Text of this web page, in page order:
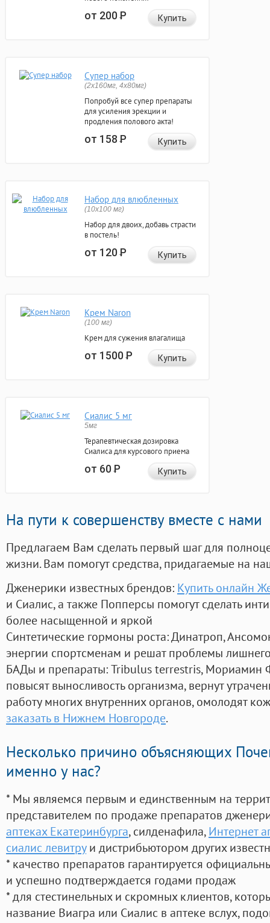
от 200Р Купить
Супер набор
(2х160мг, 4х80мг)
Попробуй все супер препараты
для усиления эрекции и
продления полового акта!
от 158Р Купить
Набор для влюбленных
(10х100 мг)
Набор для двоих, добавь страсти
в постель!
от 120Р Купить
Крем Naron
(100 мг)
Крем для сужения влагалища
от 1500Р Купить
Сиалис 5 мг
5мг
Терапевтическая дозировка
Сиалиса для курсового приема
от 60Р Купить
На пути к совершенству вместе с нами
Предлагаем Вам сделать первый шаг для
жизни. Вам помогут средства, придагаемые на
Дженерики известных брендов: Купить онлайн
и Сиалис, а также Попперсы помогут сделать
более насыщенной и яркой
Синтетические гормоны роста: Динатроп,
энергии спортсменам и решат проблемы
БАДы и препараты:Tribulus terrestris, Мориамин
повысят выносливость организма, вернут
работу многих внутренних органов, омолодят
заказать в Нижнем Новгороде.
Несколько причино объясняющих
именно у нас?
* Мы являемся первым и единственным на
представителем по продаже препаратов
аптеках Екатеринбурга, силденафила, Интернет
сиалис левитруи дистрибьютором других
* качество препаратов гарантируется
и успешно подтверждается годами продаж
* для стестинельных и скромных клиентов,
название Виагра или Сиалис в аптеке вслух,